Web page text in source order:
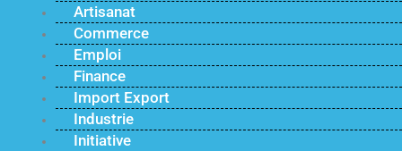
Artisanat
Commerce
Emploi
Finance
Import Export
Industrie
Initiative